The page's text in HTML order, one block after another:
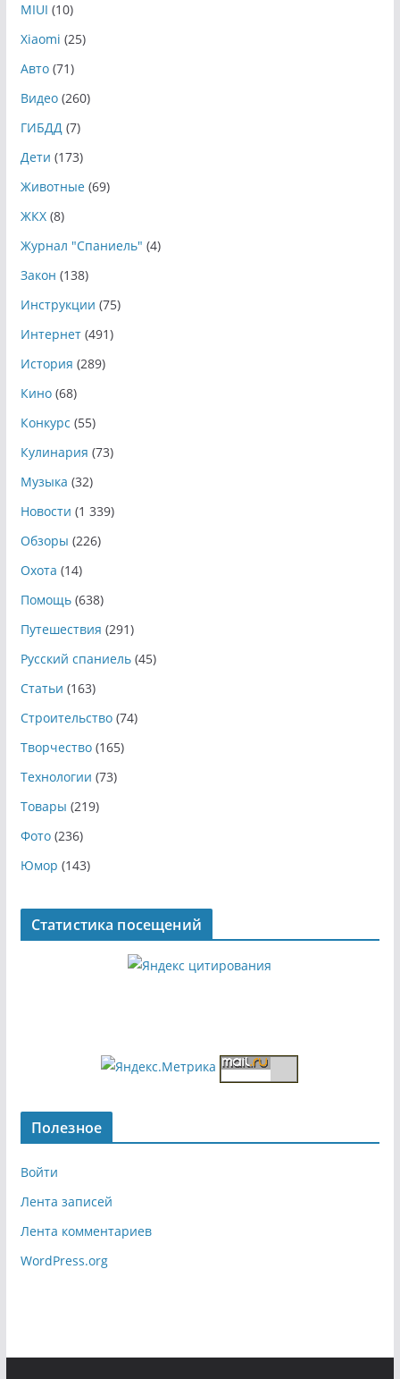
MIUI (10)
Xiaomi (25)
Авто(71)
Видео(260)
ГИБДД(7)
Дети (173)
Животные(69)
ЖКХ(8)
Журнал "Спаниель" (4)
Закон (138)
Инструкции (75)
Интернет(491)
История (289)
Кино(68)
Конкурс (55)
Кулинария (73)
Музыка (32)
Новости (1 339)
Обзоры (226)
Охота (14)
Помощь(638)
Путешествия (291)
Русский спаниель(45)
Статьи (163)
Строительство(74)
Творчество(165)
Технологии (73)
Товары (219)
Фото(236)
Юмор (143)
Статистика посещений
Полезное
Войти
Лента записей
Лента комментариев
WordPress.org